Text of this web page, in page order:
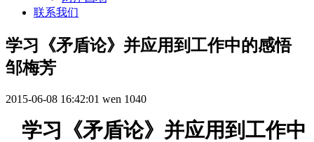
联系我们
学习《矛盾论》并应用到工作中的感悟
邹梅芳
2015-06-08 16:42:01 wen 1040
学习《矛盾论》并应用到工作中